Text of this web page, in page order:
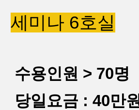
세미나 6호실
수용인원 > 70명
당일요금 : 40만원